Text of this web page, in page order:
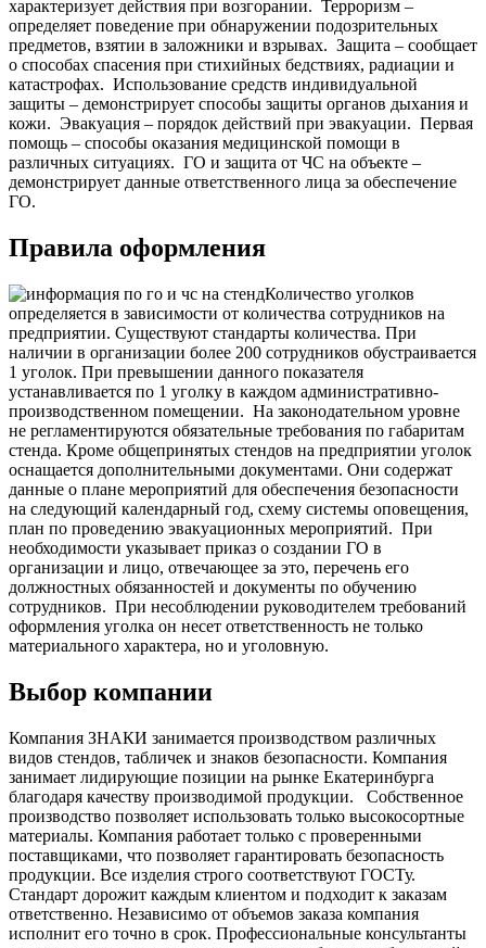
характеризует действия при возгорании. Терроризм –
определяет поведение при обнаружении подозрительных
предметов, взятии в заложники и взрывах. Защита – сообщает
о способах спасения при стихийных бедствиях, радиации и
катастрофах. Использование средств индивидуальной
защиты – демонстрирует способы защиты органов дыхания и
кожи. Эвакуация – порядок действий при эвакуации. Первая
помощь – способы оказания медицинской помощи в
различных ситуациях. ГО и защита от ЧС на объекте –
демонстрирует данные ответственного лица за обеспечение
ГО.
Правила оформления
Количество уголков
определяется в зависимости от количества сотрудников на
предприятии. Существуют стандарты количества. При
наличии в организации более 200 сотрудников обустраивается
1 уголок. При превышении данного показателя
устанавливается по 1 уголку в каждом административно-
производственном помещении. На законодательном уровне
не регламентируются обязательные требования по габаритам
стенда. Кроме общепринятых стендов на предприятии уголок
оснащается дополнительными документами. Они содержат
данные о плане мероприятий для обеспечения безопасности
на следующий календарный год, схему системы оповещения,
план по проведению эвакуационных мероприятий. При
необходимости указывает приказ о создании ГО в
организации и лицо, отвечающее за это, перечень его
должностных обязанностей и документы по обучению
сотрудников. При несоблюдении руководителем требований
оформления уголка он несет ответственность не только
материального характера, но и уголовную.
Выбор компании
Компания ЗНАКИ занимается производством различных
видов стендов, табличек и знаков безопасности. Компания
занимает лидирующие позиции на рынке Екатеринбурга
благодаря качеству производимой продукции.
Собственное
производство позволяет использовать только высокосортные
материалы. Компания работает только с проверенными
поставщиками, что позволяет гарантировать безопасность
продукции. Все изделия строго соответствуют ГОСТу.
Стандарт дорожит каждым клиентом и подходит к заказам
ответственно. Независимо от объемов заказа компания
исполнит его точно в срок. Профессиональные консультанты